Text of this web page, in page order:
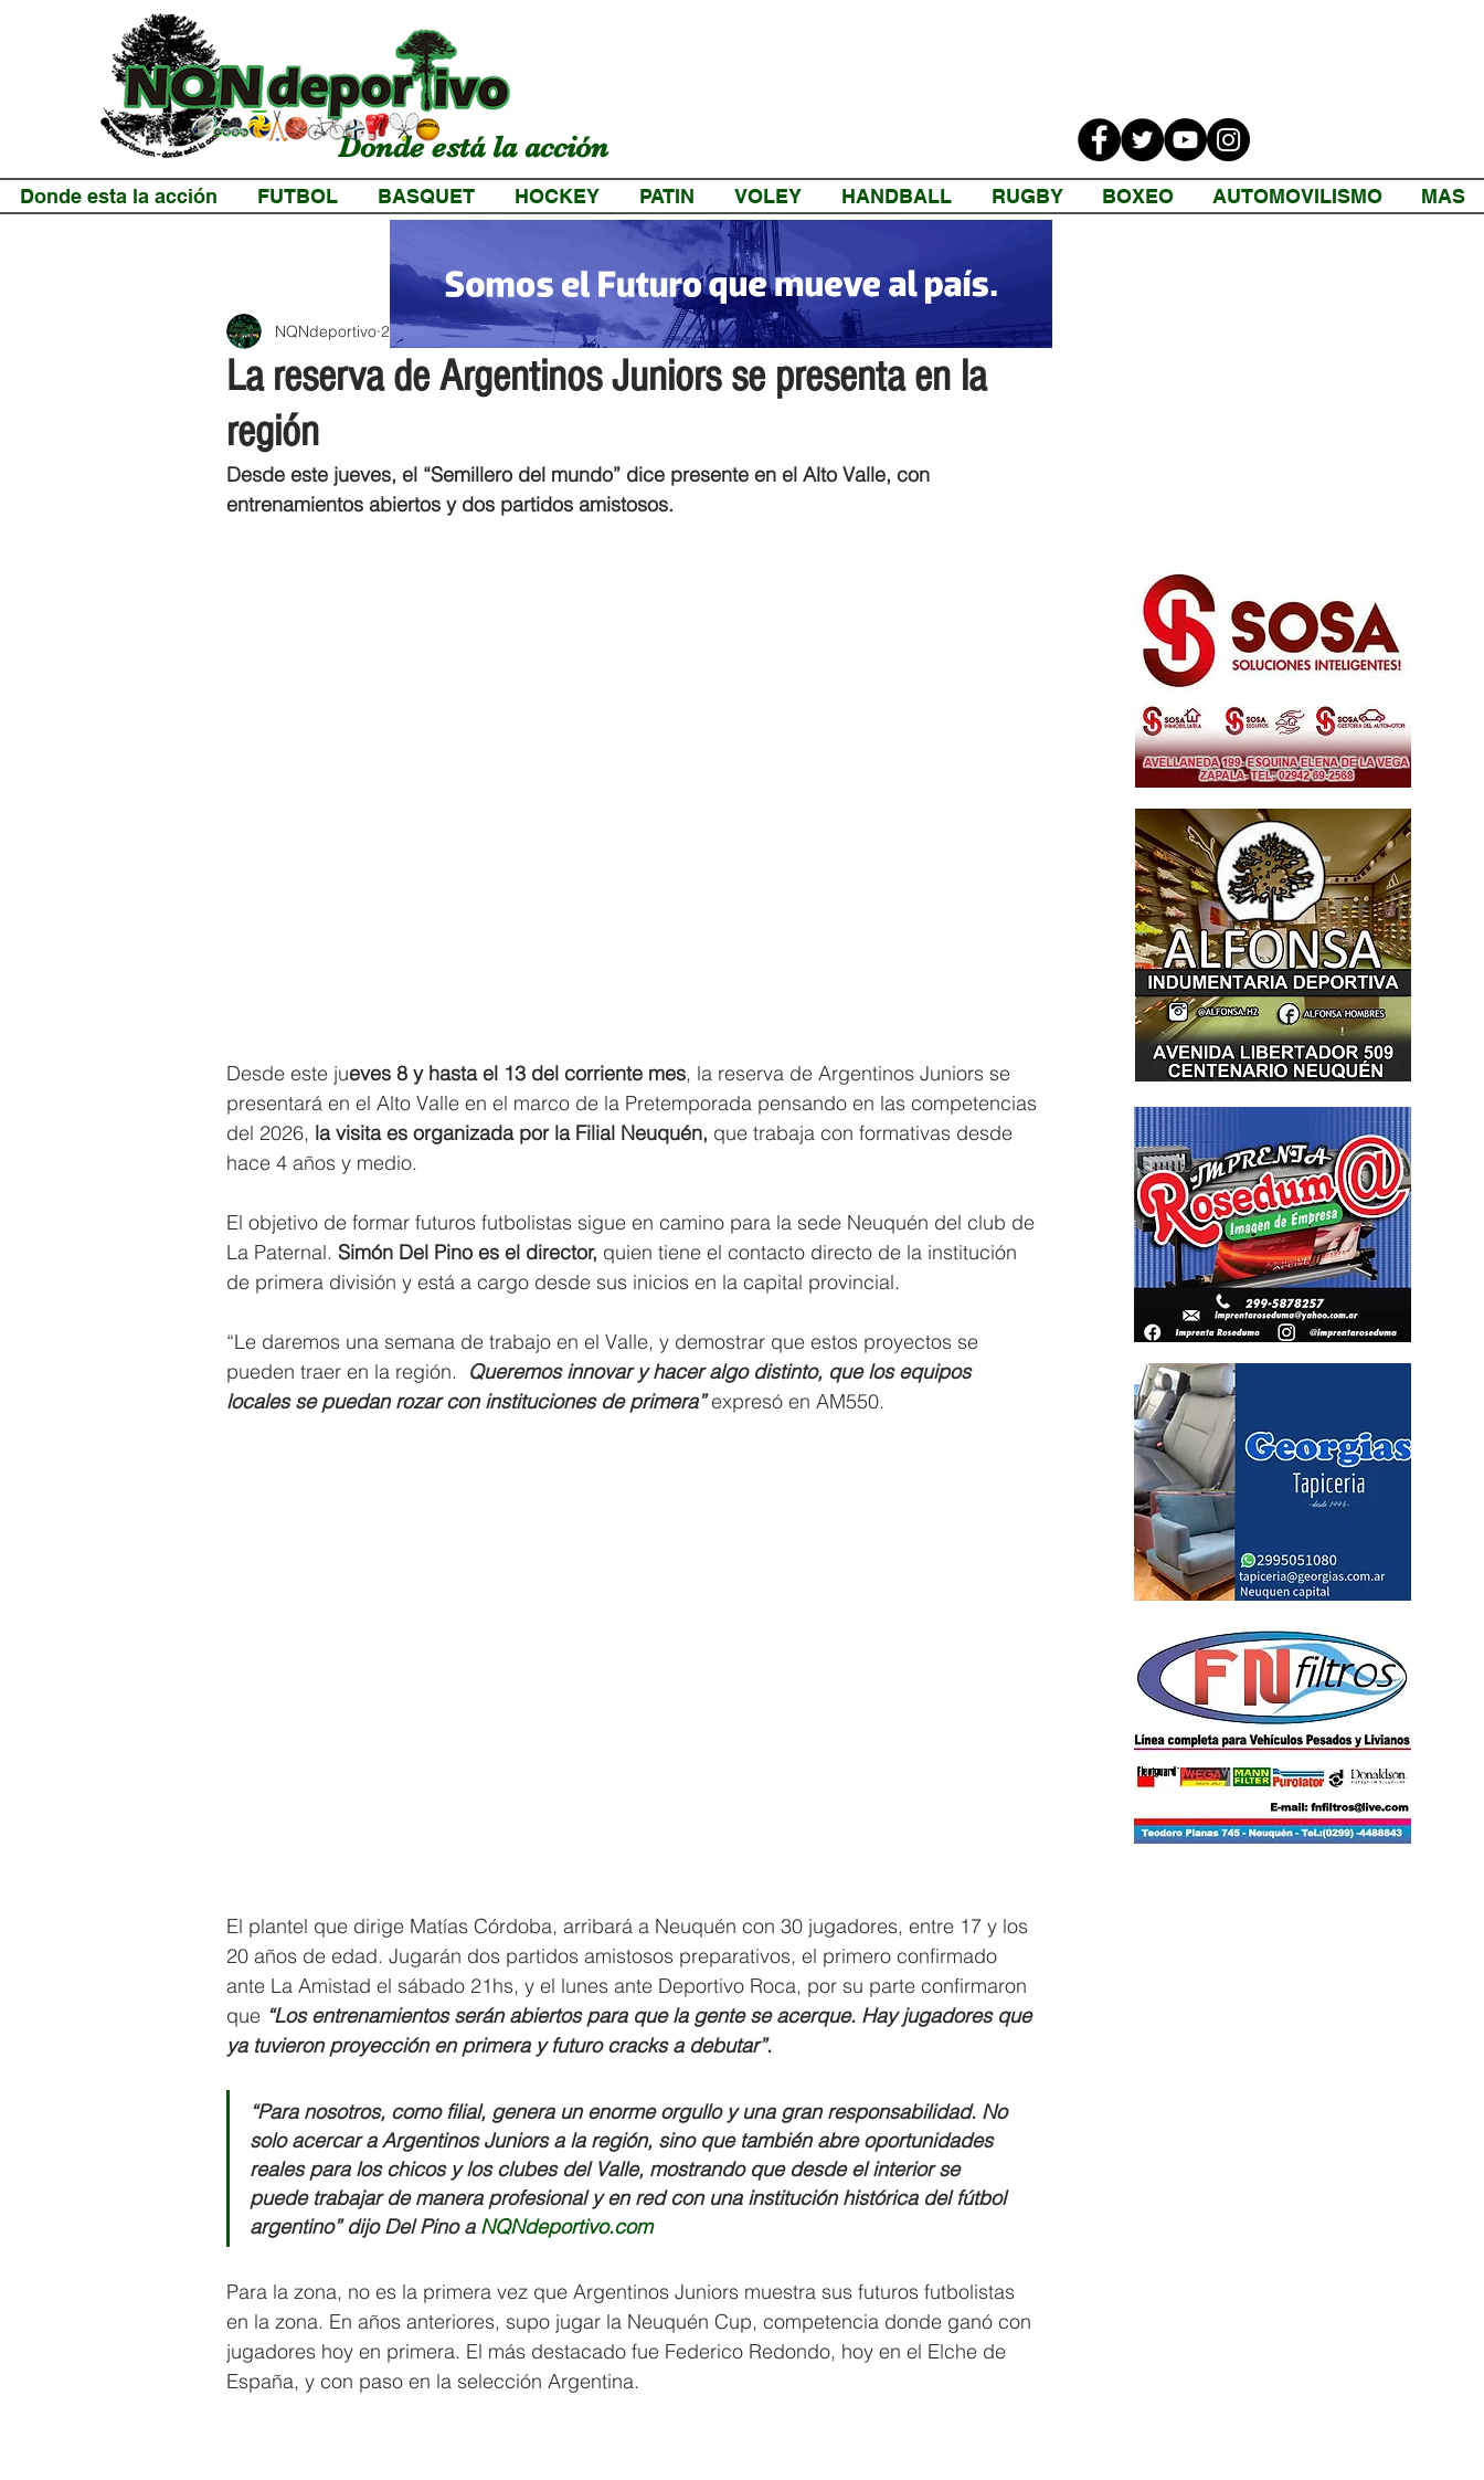
Donde está la acción
Donde esta la acción FUTBOL BASQUET HOCKEY PATIN VOLEY HANDBALL RUGBY BOXEO AUTOMOVILISMO MAS
La reserva de Argentinos Juniors se presenta en la
región
NQNdeportivo 2 min de lectura
Desde este jueves, el “Semillero del mundo” dice presente en el Alto Valle, con
entrenamientos abiertos y dos partidos amistosos.
Desde este jueves 8 y hasta el 13 del corriente mes, la reserva de Argentinos Juniors se
presentará en el Alto Valle en el marco de la Pretemporada pensando en las competencias
del 2026, la visita es organizada por la Filial Neuquén, que trabaja con formativas desde
hace 4 años y medio.
El objetivo de formar futuros futbolistas sigue en camino para la sede Neuquén del club de
La Paternal. Simón Del Pino es el director, quien tiene el contacto directo de la institución
de primera división y está a cargo desde sus inicios en la capital provincial.
“Le daremos una semana de trabajo en el Valle, y demostrar que estos proyectos se
pueden traer en la región. Queremos innovar y hacer algo distinto, que los equipos
locales se puedan rozar con instituciones de primera” expresó en AM550.
El plantel que dirige Matías Córdoba, arribará a Neuquén con 30 jugadores, entre 17 y los
20 años de edad. Jugarán dos partidos amistosos preparativos, el primero confirmado
ante La Amistad el sábado 21hs, y el lunes ante Deportivo Roca, por su parte confirmaron
que “Los entrenamientos serán abiertos para que la gente se acerque. Hay jugadores que
ya tuvieron proyección en primera y futuro cracks a debutar”.
“Para nosotros, como filial, genera un enorme orgullo y una gran responsabilidad. No
solo acercar a Argentinos Juniors a la región, sino que también abre oportunidades
reales para los chicos y los clubes del Valle, mostrando que desde el interior se
puede trabajar de manera profesional y en red con una institución histórica del fútbol
argentino” dijo Del Pino a NQNdeportivo.com
Para la zona, no es la primera vez que Argentinos Juniors muestra sus futuros futbolistas
en la zona. En años anteriores, supo jugar la Neuquén Cup, competencia donde ganó con
jugadores hoy en primera. El más destacado fue Federico Redondo, hoy en el Elche de
España, y con paso en la selección Argentina.